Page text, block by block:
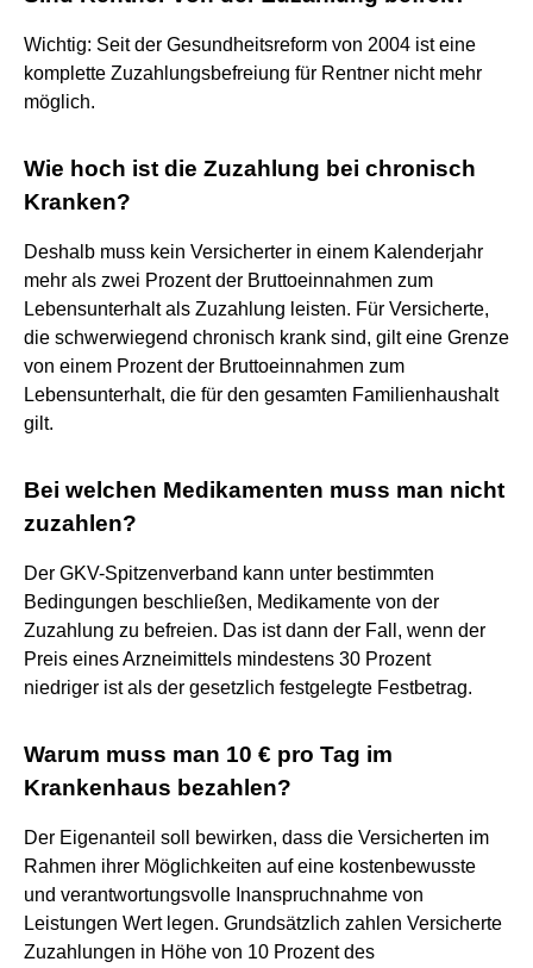
Wichtig: Seit der Gesundheitsreform von 2004 ist eine
komplette Zuzahlungsbefreiung für Rentner nicht mehr
möglich.
Wie hoch ist die Zuzahlung bei chronisch
Kranken?
Deshalb muss kein Versicherter in einem Kalenderjahr
mehr als zwei Prozent der Bruttoeinnahmen zum
Lebensunterhalt als Zuzahlung leisten. Für Versicherte,
die schwerwiegend chronisch krank sind, gilt eine Grenze
von einem Prozent der Bruttoeinnahmen zum
Lebensunterhalt, die für den gesamten Familienhaushalt
gilt.
Bei welchen Medikamenten muss man nicht
zuzahlen?
Der GKV-Spitzenverband kann unter bestimmten
Bedingungen beschließen, Medikamente von der
Zuzahlung zu befreien. Das ist dann der Fall, wenn der
Preis eines Arzneimittels mindestens 30 Prozent
niedriger ist als der gesetzlich festgelegte Festbetrag.
Warum muss man 10 € pro Tag im
Krankenhaus bezahlen?
Der Eigenanteil soll bewirken, dass die Versicherten im
Rahmen ihrer Möglichkeiten auf eine kostenbewusste
und verantwortungsvolle Inanspruchnahme von
Leistungen Wert legen. Grundsätzlich zahlen Versicherte
Zuzahlungen in Höhe von 10 Prozent des